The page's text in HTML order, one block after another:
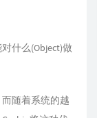
什么(Object)做
随着系统的越